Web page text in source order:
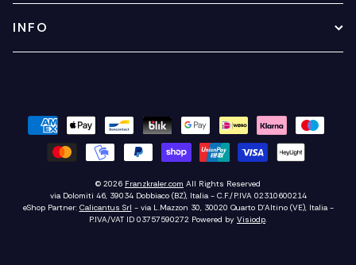
INFO
© 2026 Franzkraler.com All Rights Reserved
via Dolomiti 46, 39034 Dobbiaco (BZ), Italia - C.F./P.IVA 02310600214
eShop Partner: Calicantus Srl - via L.Mazzon 30, 30020 Quarto D'Altino (VE), Italia -
P.IVA/VAT ID 03757590272 Powered by Visiodp.